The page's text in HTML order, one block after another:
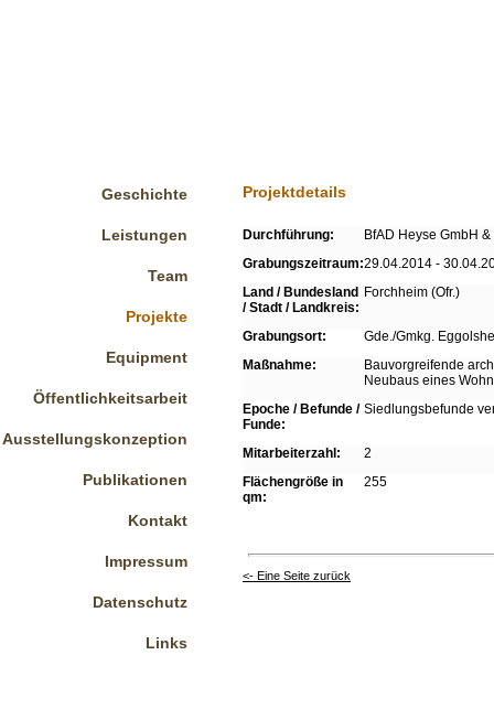
Geschichte
Leistungen
Team
Projekte
Equipment
Öffentlichkeitsarbeit
Ausstellungskonzeption
Publikationen
Kontakt
Impressum
Datenschutz
Links
Projektdetails
Durchführung:
BfAD Heyse GmbH &
Grabungszeitraum:29.04.2014 -
Land / Bundesland
/ Stadt / Landkreis:
Forchheim (Ofr.)
Grabungsort:
Gde./Gmkg.
Maßnahme:
Bauvorgreifende
Neubaus eines
Epoche / Befunde /
Funde:
Siedlungsbefunde
Mitarbeiterzahl:
2
Flächengröße in
qm:
255
<- Eine Seite zurück